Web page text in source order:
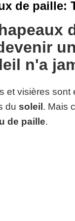
de paille:
n'a
et visières sont
du soleil . Mais
de paille.